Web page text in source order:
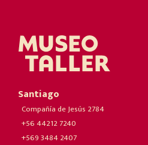
Santiago
Compañía de Jesús 2784
+56 44212 7240
+569 3484 2407